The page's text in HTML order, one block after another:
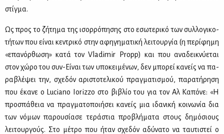
στίγ­μα.
Ως προς το ζή­τη­μα της ισορ­ρό­πη­σης στο εσω­τε­ρι­κό των συλ­λο­γι­κο­
τή­των που εί­ναι κε­ντρι­κό στην αφη­γη­μα­τι­κή λει­τουρ­γία (η πε­ρί­φη­μη
«επα­νόρ­θω­ση» κα­τά τον Vladimir Propp) και που ανα­δει­κνύ­ε­ται
στον χώ­ρο του συν-Εί­ναι των υπο­κει­μέ­νων, δεν μπο­ρεί κα­νείς να πα­
ρα­βλέ­ψει την, σχε­δόν αρι­στο­τε­λι­κού πραγ­μα­τι­σμού, πα­ρα­τή­ρη­ση
που έκα­νε o Luciano Ιorizzo στο βι­βλίο του για τον Αλ Κα­πό­νε: «Η
προ­σπά­θεια να πραγ­μα­το­ποι­ή­σει κα­νείς μια ιδα­νι­κή κοι­νω­νία δια
των νό­μων πα­ρου­σί­α­σε τε­ρά­στια προ­βλή­μα­τα στους δη­μό­σιους
λει­τουρ­γούς. Στο μέ­τρο που ήταν σχε­δόν αδύ­να­το να ταυ­τι­στεί ο